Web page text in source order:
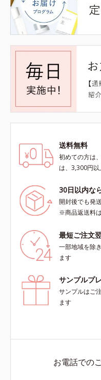
送料無料
初めての方は
は、3,300円
30日以内な
開封後でも発
※商品返送料
最短ご注文
一部地域を除
ます
サンプルプ
サンプルはご
ます
お電話での